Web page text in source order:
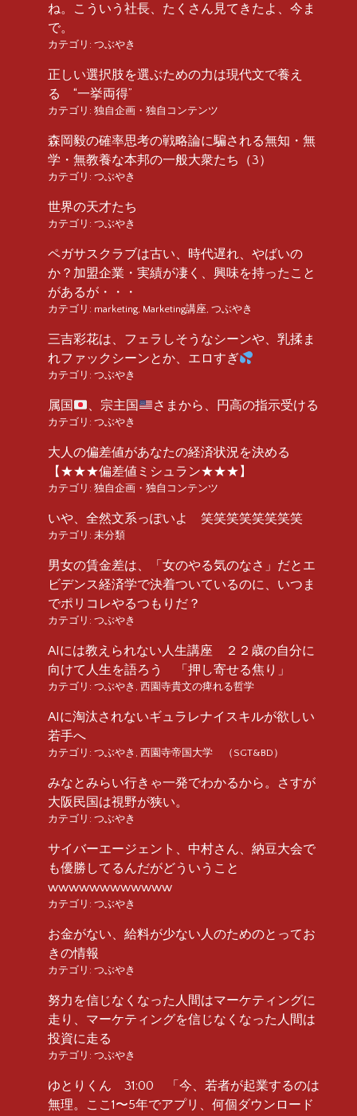
ね。こういう社長、たくさん見てきたよ、今ま
で。
カテゴリ: つぶやき
正しい選択肢を選ぶための力は現代文で養え
る “一挙両得”
カテゴリ: 独自企画・独自コンテンツ
森岡毅の確率思考の戦略論に騙される無知・無
学・無教養な本邦の一般大衆たち（3）
カテゴリ: つぶやき
世界の天才たち
カテゴリ: つぶやき
ペガサスクラブは古い、時代遅れ、やばいの
か？加盟企業・実績が凄く、興味を持ったこと
があるが・・・
カテゴリ: marketing, Marketing講座, つぶやき
三吉彩花は、フェラしそうなシーンや、乳揉ま
れファックシーンとか、エロすぎ
カテゴリ: つぶやき
属国 、宗主国 さまから、円高の指示受ける
カテゴリ: つぶやき
大人の偏差値があなたの経済状況を決める
【★★★偏差値ミシュラン★★★】
カテゴリ: 独自企画・独自コンテンツ
いや、全然文系っぽいよ 笑笑笑笑笑笑笑笑
カテゴリ: 未分類
男女の賃金差は、「女のやる気のなさ」だとエ
ビデンス経済学で決着ついているのに、いつま
でポリコレやるつもりだ？
カテゴリ: つぶやき
AIには教えられない人生講座 ２２歳の自分に
向けて人生を語ろう 「押し寄せる焦り」
カテゴリ: つぶやき , 西園寺貴文の痺れる哲学
AIに淘汰されないギュラレナイスキルが欲しい
若手へ
カテゴリ: つぶやき , 西園寺帝国大学 （SGT&BD）
みなとみらい行きゃ一発でわかるから。さすが
大阪民国は視野が狭い。
カテゴリ: つぶやき
サイバーエージェント、中村さん、納豆大会で
も優勝してるんだがどういうこと
wwwwwwwwwwww
カテゴリ: つぶやき
お金がない、給料が少ない人のためのとってお
きの情報
カテゴリ: つぶやき
努力を信じなくなった人間はマーケティングに
走り、マーケティングを信じなくなった人間は
投資に走る
カテゴリ: つぶやき
ゆとりくん 31:00 「今、若者が起業するのは
無理。ここ1〜5年でアプリ、何個ダウンロード